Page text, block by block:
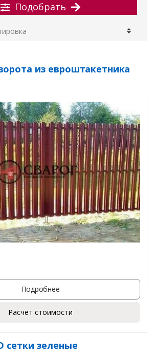
Подобрать
из евроштакетника
Подробнее
Расчет стоимости
сетки зеленые